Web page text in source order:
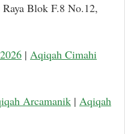
Blok F.8 No.12,
| Aqiqah Cimahi
Arcamanik | Aqiqah